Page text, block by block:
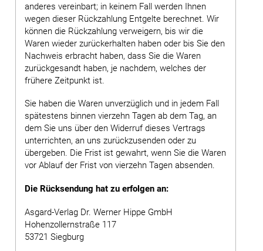
anderes vereinbart; in keinem Fall werden Ihnen
wegen dieser Rückzahlung Entgelte berechnet. Wir
können die Rückzahlung verweigern, bis wir die
Waren wieder zurückerhalten haben oder bis Sie den
Nachweis erbracht haben, dass Sie die Waren
zurückgesandt haben, je nachdem, welches der
frühere Zeitpunkt ist.
Sie haben die Waren unverzüglich und in jedem Fall
spätestens binnen vierzehn Tagen ab dem Tag, an
dem Sie uns über den Widerruf dieses Vertrags
unterrichten, an uns zurückzusenden oder zu
übergeben. Die Frist ist gewahrt, wenn Sie die Waren
vor Ablauf der Frist von vierzehn Tagen absenden.
Die Rücksendung hat zu erfolgen an:
Asgard-Verlag Dr. Werner Hippe GmbH
Hohenzollernstraße 117
53721 Siegburg